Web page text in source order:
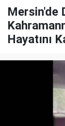
Mersin'de
Hayatını